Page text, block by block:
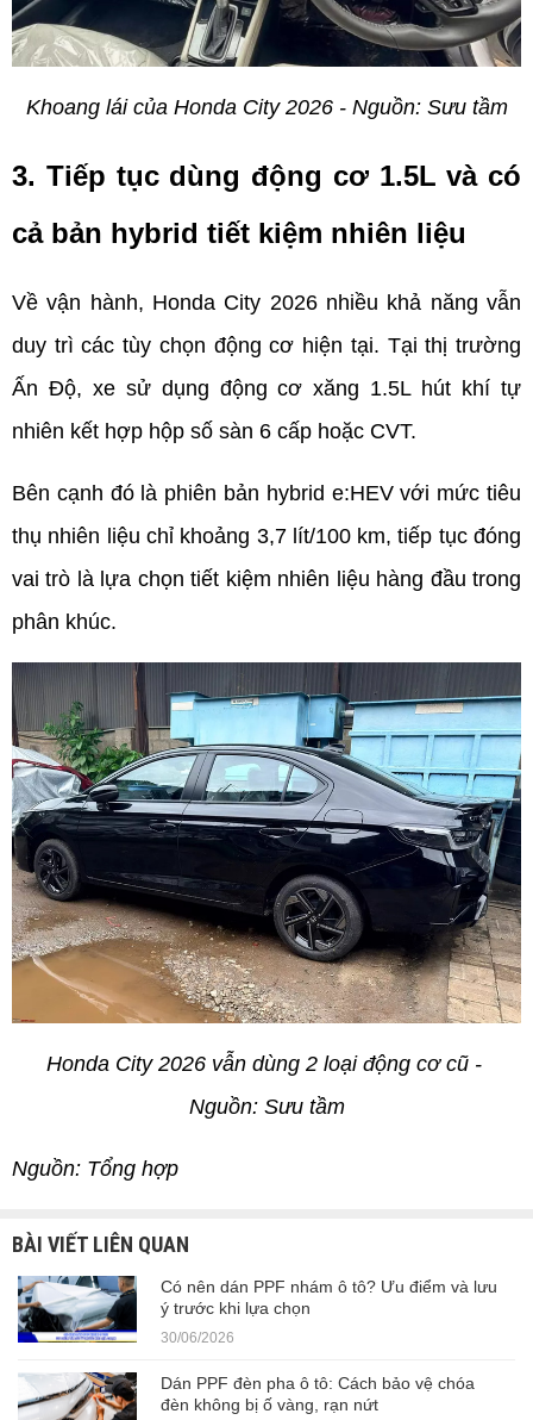
Khoang lái của Honda City 2026 - Nguồn: Sưu tầm
3. Tiếp tục dùng động cơ 1.5L và có
cả bản hybrid tiết kiệm nhiên liệu
Về vận hành, Honda City 2026 nhiều khả năng vẫn
duy trì các tùy chọn động cơ hiện tại. Tại thị trường
Ấn Độ, xe sử dụng động cơ xăng 1.5L hút khí tự
nhiên kết hợp hộp số sàn 6 cấp hoặc CVT.
Bên cạnh đó là phiên bản hybrid e:HEV với mức tiêu
thụ nhiên liệu chỉ khoảng 3,7 lít/100 km, tiếp tục đóng
vai trò là lựa chọn tiết kiệm nhiên liệu hàng đầu trong
phân khúc.
Honda City 2026 vẫn dùng 2 loại động cơ cũ -
Nguồn: Sưu tầm
Nguồn: Tổng hợp
BÀI VIẾT LIÊN QUAN
Có nên dán PPF nhám ô tô? Ưu điểm và lưu
ý trước khi lựa chọn
30/06/2026
Dán PPF đèn pha ô tô: Cách bảo vệ chóa
đèn không bị ố vàng, rạn nứt